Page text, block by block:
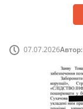
07.07.2026Автор: